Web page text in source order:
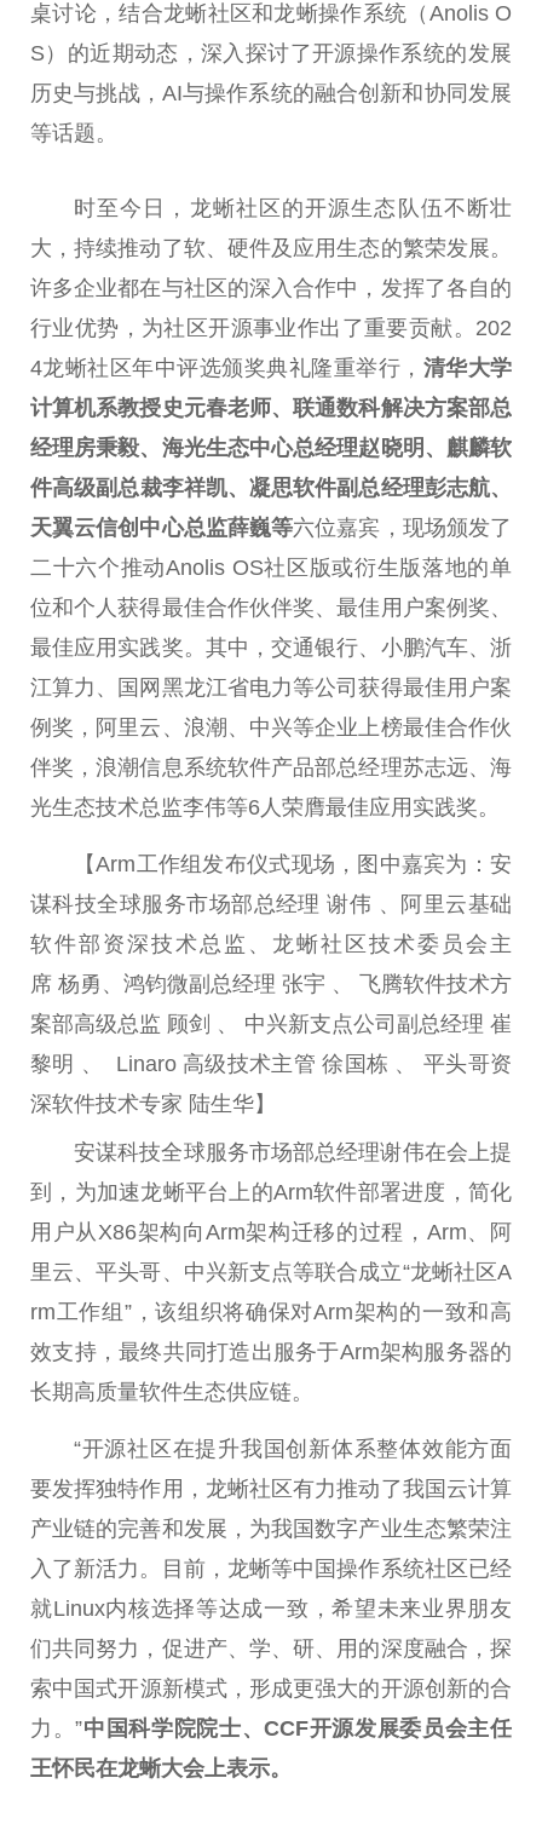
桌讨论，结合龙蜥社区和龙蜥操作系统（Anolis O
S）的近期动态，深入探讨了开源操作系统的发展
历史与挑战，AI与操作系统的融合创新和协同发展
等话题。
时至今日，龙蜥社区的开源生态队伍不断壮
大，持续推动了软、硬件及应用生态的繁荣发展。
许多企业都在与社区的深入合作中，发挥了各自的
行业优势，为社区开源事业作出了重要贡献。202
4龙蜥社区年中评选颁奖典礼隆重举行， 清华大学
计算机系教授史元春老师、联通数科解决方案部总
经理房秉毅、海光生态中心总经理赵晓明、麒麟软
件高级副 总裁李祥凯、凝思软件副 总经理彭志航、
天翼云信创中心总监薛巍等六位嘉宾，现场颁发了
二十六个推动Anolis OS社区版或衍生版落地的单
位和个人获得最佳合作伙伴奖、最佳用户案例奖、
最佳应用实践奖。其中，交通银行、小鹏汽车、浙
江算力、国网黑龙江省电力等公司获得最佳用户案
例奖，阿里云、浪潮、中兴等企业上榜最佳合作伙
伴奖，浪潮信息系统软件产品部总经理苏志远、海
光生态技术总 监李伟等6人荣膺最佳应用实践奖。
【Arm工作组发布仪式现场，图中嘉宾为：安
谋科技全球服务市场部总经理 谢伟 、阿里云基础
软件部资深技术总 监、龙蜥社区技术委员 会 主
席 杨勇、鸿钧微副 总经理 张宇 、 飞腾软件技术方
案部高级总 监 顾剑 、 中兴新支点公司副 总经理 崔
黎明 、 Linaro 高级技术主管 徐国栋 、平头哥资
深软件技术专家 陆生华】
安谋科技全球服务市场部总经理谢伟在会上提
到，为加速龙蜥平台上的Arm软件部署进度，简化
用户从X86架构向Arm架构迁移的过程，Arm、阿
里云、平头哥、中兴新支点等联合成立“龙蜥社区A
rm工作组”，该组织将确保对Arm架构的一致和高
效支持，最终共同打造出服务于Arm架构服务器的
长期高质量软件生态供应链。
“开源社区在提升我国创新体系整体效能方面
要发挥独特作用，龙蜥社区有力推动了我国云计算
产业链的完善和发展，为我国数字产业生态繁荣注
入了新活力。目前，龙蜥等中国操作系统社区已经
就Linux内核选择等达成一致，希望未来业界朋友
们共同努力，促进产、学、研、用的深度融合，探
索中国式开源新模式，形成更强大的开源创新的合
力。”中国科学院院士、CCF开源发展委员会主任
王怀民在龙蜥大会上表示。